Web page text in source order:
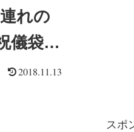
れの
儀袋の
2018.11.13
スポ